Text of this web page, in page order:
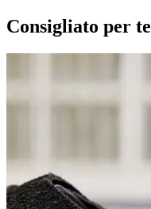
Consigliato per te